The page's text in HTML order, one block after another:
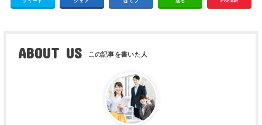
ABOUT US